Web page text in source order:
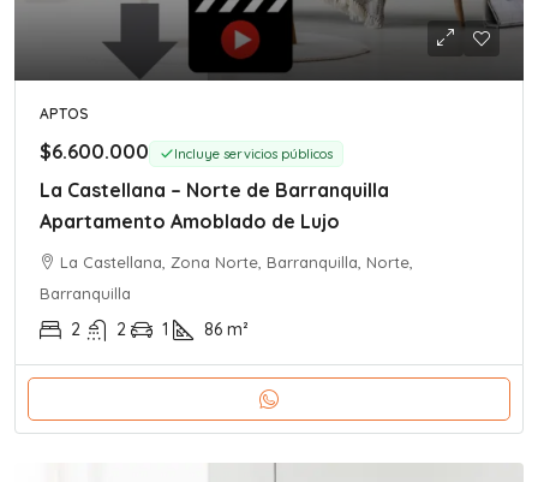
APTOS
$6.600.000 Incluye servicios públicos
La Castellana – Norte de Barranquilla
Apartamento Amoblado de Lujo
La Castellana, Zona Norte, Barranquilla, Norte,
Barranquilla
2 2 1 86 m²